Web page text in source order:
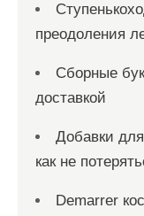
преодоления
Сборные
доставкой
Добавки
как не
Demarrer